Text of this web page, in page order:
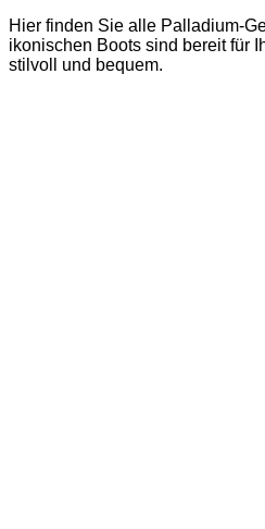
Hier finden Sie alle Palladium-
ikonischen Boots sind bereit für
stilvoll und bequem.